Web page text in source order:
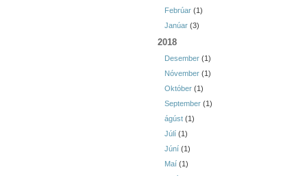
Febrúar (1)
Janúar (3)
2018
Desember (1)
Nóvember (1)
Október (1)
September (1)
ágúst (1)
Júlí (1)
Júní (1)
Maí (1)